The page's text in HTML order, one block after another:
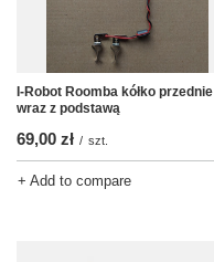
I-Robot Roomba kółko przednie
wraz z podstawą
69,00 zł / szt.
+ Add to compare